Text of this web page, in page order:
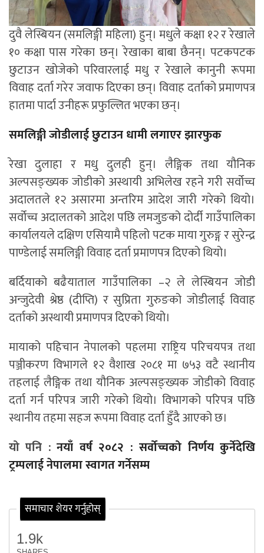
दुवै लेस्बियन (समलिङ्गी महिला) हुन्। मधुले कक्षा १२ र रेखाले
१० कक्षा पास गरेका छन्। रेखाका बाबा छैनन्। पटकपटक
छुटाउन खोजेको परिवारलाई मधु र रेखाले कानुनी रूपमा
विवाह दर्ता गरेर जवाफ दिएका छन्। विवाह दर्ताको प्रमाणपत्र
हातमा पार्दा उनीहरू प्रफुल्लित भएका छन्।
समलिङ्गी जोडीलाई छुटाउन धामी लगाएर झारफुक
रेखा दुलाहा र मधु दुलही हुन्। लैङ्गिक तथा यौनिक
अल्पसङ्ख्यक जोडीको अस्थायी अभिलेख रहने गरी सर्वोच्च
अदालतले १२ असारमा अन्तरिम आदेश जारी गरेको थियो।
सर्वोच्च अदालतको आदेश पछि लमजुङको दोर्दी गाउँपालिका
कार्यालयले दक्षिण एसियामै पहिलो पटक माया गुरुङ्ग र सुरेन्द्र
पाण्डेलाई समलिङ्गी विवाह दर्ता प्रमाणपत्र दिएको थियो।
बर्दियाको बढैयाताल गाउँपालिका –२ ले लेस्बियन जोडी
अन्जुदेवी श्रेष्ठ (दीप्ति) र सुप्रिता गुरुङको जोडीलाई विवाह
दर्ताको अस्थायी प्रमाणपत्र दिएको थियो।
मायाको पहिचान नेपालको पहलमा राष्ट्रिय परिचयपत्र तथा
पञ्जीकरण विभागले १२ वैशाख २०८१ मा ७५३ वटै स्थानीय
तहलाई लैङ्गिक तथा यौनिक अल्पसङ्ख्यक जोडीको विवाह
दर्ता गर्न परिपत्र जारी गरेको थियो। विभागको परिपत्र पछि
स्थानीय तहमा सहज रूपमा विवाह दर्ता हुँदै आएको छ।
यो पनि : नयाँ वर्ष २०८२ : सर्वोच्चको निर्णय कुर्नेदेखि
ट्रम्पलाई नेपालमा स्वागत गर्नेसम्म
समाचार शेयर गर्नुहोस्
1.9k